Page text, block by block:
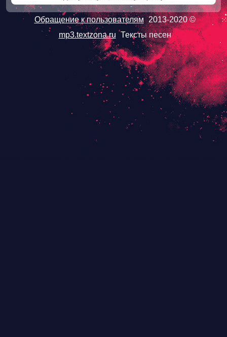
Обращение к пользователям 2013-2020 ©
mp3.textzona.ru Тексты песен